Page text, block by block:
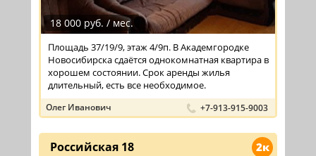
18 000 руб. / мес.
Площадь 37/19/9, этаж 4/9п. В Академгородке
Новосибирска сдаётся однокомнатная квартира в
хорошем состоянии. Срок аренды жилья
длительный, есть все необходимое.
Олег Иванович +7-913-915-9003
2к
Российская 18